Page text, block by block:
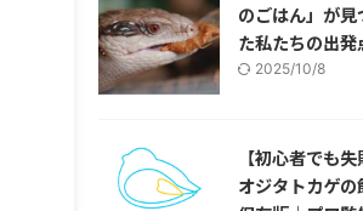
のごはん」が見
た私たちの出発
2025/10/8
【初心者でも
オジタトカゲ